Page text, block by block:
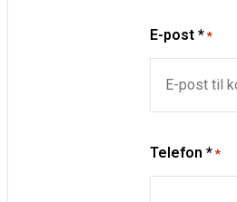
E-post * *
Telefon * *